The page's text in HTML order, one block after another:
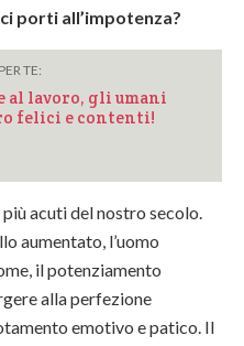
porti all’impotenza?
TE:
al lavoro, gli umani
felici e contenti!
acuti del nostro secolo.
aumentato, l’uomo
il potenziamento
alla perfezione
emotivo e patico. Il